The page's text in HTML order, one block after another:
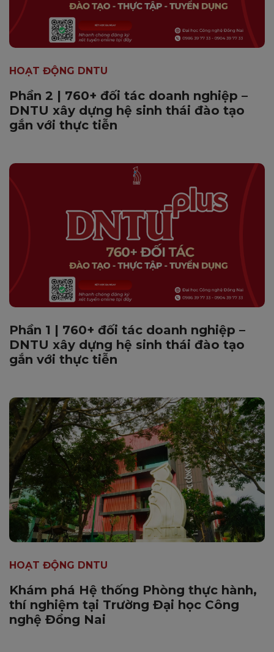
HOẠT ĐỘNG DNTU
Phần 2 | 760+ đối tác doanh nghiệp –
DNTU xây dựng hệ sinh thái đào tạo
gắn với thực tiễn
Phần 1 | 760+ đối tác doanh nghiệp –
DNTU xây dựng hệ sinh thái đào tạo
gắn với thực tiễn
HOẠT ĐỘNG DNTU
Khám phá Hệ thống Phòng thực hành,
thí nghiệm tại Trường Đại học Công
nghệ Đồng Nai